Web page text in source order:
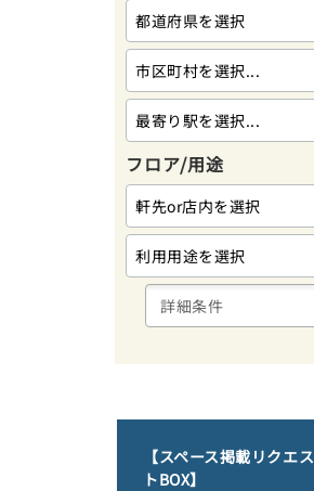
フロア/用途
【スペース掲載リクエス
トBOX】